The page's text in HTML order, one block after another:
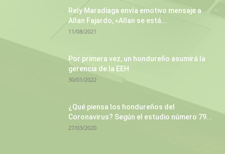
Rely Maradiaga envía emotivo mensaje a
Allan Fajardo, «Allan se está...
11/08/2021
Por primera vez, un hondureño asumirá la
gerencia de la EEH
30/01/2022
¿Qué piensa los hondureños del
Coronavirus? Según el estudio número 79...
27/03/2020